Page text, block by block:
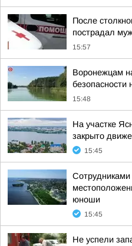
После
пострадал
15:57
Воронежцам
безопасности
15:48
На участке
закрыто
15:45
Сотрудниками
юноши
15:45
Не успели